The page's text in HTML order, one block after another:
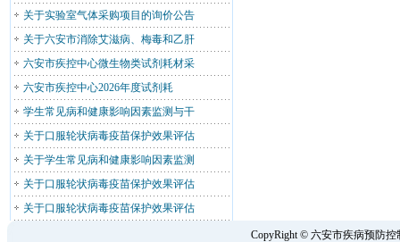
关于实验室气体采购项目的询价公告
关于六安市消除艾滋病、梅毒和乙肝
六安市疾控中心微生物类试剂耗材采
六安市疾控中心2026年度试剂耗
学生常见病和健康影响因素监测与干
关于口服轮状病毒疫苗保护效果评估
关于学生常见病和健康影响因素监测
关于口服轮状病毒疫苗保护效果评估
关于口服轮状病毒疫苗保护效果评估
CopyRight © 六安市疾病预防